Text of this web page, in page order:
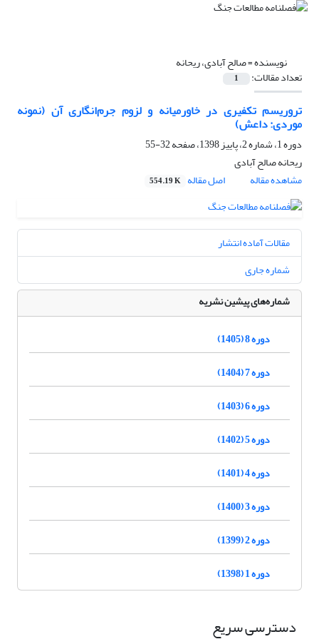
نویسنده =صالح آبادی، ریحانه
تعداد مقالات: 1
تروریسم تکفیری در خاورمیانه و لزوم جرم‌انگاری آن (نمونه
موردی: داعش)
دوره 1، شماره 2، پاییز 1398، صفحه
32-55
ریحانه صالح آبادی
مشاهده مقاله
اصل مقاله 554.19 K
مقالات آماده انتشار
شماره جاری
شماره‌های پیشین نشریه
دوره 8 (1405)
دوره 7 (1404)
دوره 6 (1403)
دوره 5 (1402)
دوره 4 (1401)
دوره 3 (1400)
دوره 2 (1399)
دوره 1 (1398)
دسترسی سریع